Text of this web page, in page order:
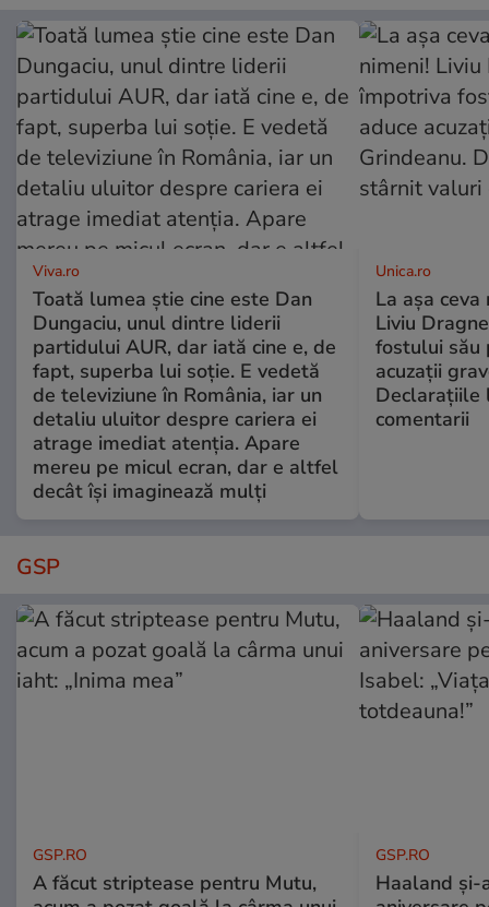
Viva.ro
Toată lumea știe cine este Dan
Dungaciu, unul dintre liderii
partidului AUR, dar iată cine e, de
fapt, superba lui soție. E vedetă
de televiziune în România, iar un
detaliu uluitor despre cariera ei
atrage imediat atenția. Apare
mereu pe micul ecran, dar e altfel
decât își imaginează mulți
Unica.ro
La așa
Liviu
fostului său
acuzații
Declarațiile
comentarii
GSP
GSP.RO
A făcut striptease pentru Mutu,
GSP.RO
Haaland